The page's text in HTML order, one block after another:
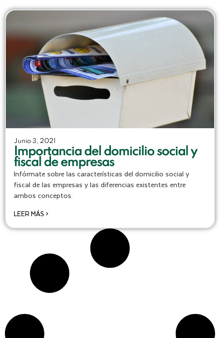
Junio 3, 2021
Importancia del domicilio social y
fiscal de empresas
Infórmate sobre las características del domicilio social y
fiscal de las empresas y las diferencias existentes entre
ambos conceptos.
LEER MÁS >